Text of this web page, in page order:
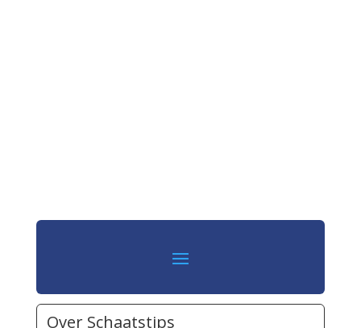
Over Schaatstips